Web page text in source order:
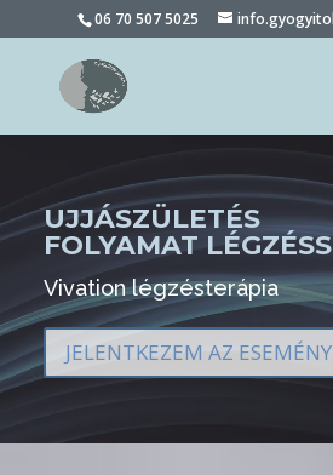
06 70 507 5025
UJJÁSZÜLETÉS
FOLYAMAT
Vivation légzésterápia
JELENTKEZEM AZ